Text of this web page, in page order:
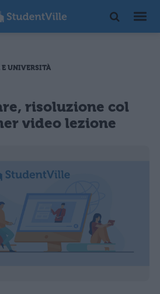
UNIVERSITÀ
risoluzione col
video lezione